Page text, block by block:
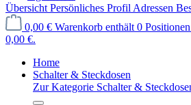
Übersicht Persönliches Profil Adressen
0,00 € Warenkorb enthält 0
0,00 €.
Home
Schalter & Steckdosen
Zur Kategorie Schalter &